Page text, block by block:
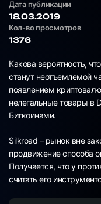
Дата публикации
18.03.2019
Кол-во просмотров
1376
Какова вероятность,
станут неотъемлемой
появлением
нелегальные товары в
Биткоинами.
Silkroad – рынок вне
продвижение способа
Получается, что у
считать его